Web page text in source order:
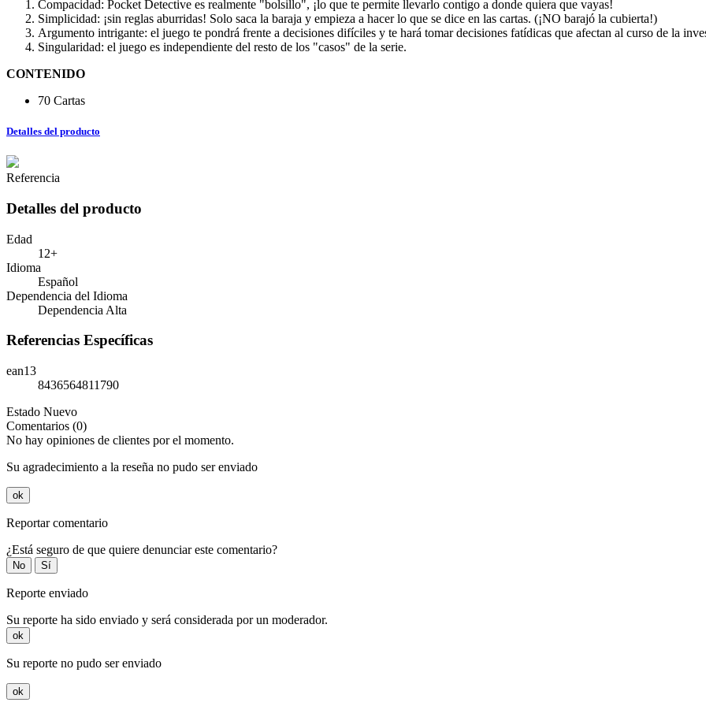
Compacidad: Pocket Detective es realmente "bolsillo", ¡lo que te permite llevarlo contigo a donde quiera que vayas!
Simplicidad: ¡sin reglas aburridas! Solo saca la baraja y empieza a hacer lo que se dice en las cartas. (¡NO barajó la cubierta!)
Argumento intrigante: el juego te pondrá frente a decisiones difíciles y te hará tomar decisiones fatídicas que afectan al curso de la
Singularidad: el juego es independiente del resto de los "casos" de la serie.
CONTENIDO
70 Cartas
Detalles del producto
Referencia
Detalles del producto
Edad
12+
Idioma
Español
Dependencia del Idioma
Dependencia Alta
Referencias Específicas
ean13
8436564811790
Estado Nuevo
Comentarios (0)
No hay opiniones de clientes por el momento.
Su agradecimiento a la reseña no pudo ser enviado
ok
Reportar comentario
¿Está seguro de que quiere denunciar este comentario?
No Sí
Reporte enviado
Su reporte ha sido enviado y será considerada por un moderador.
ok
Su reporte no pudo ser enviado
ok